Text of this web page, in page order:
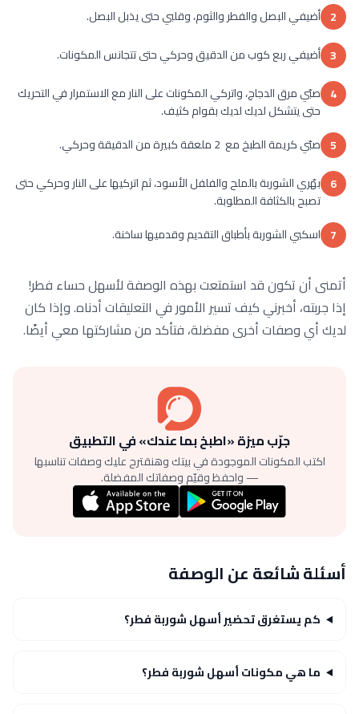
2 أضيفي البصل والفطر والثوم، وقلبي حتى يذبل البصل.
3 أضيفي ربع كوب من الدقيق وحركي حتى تتجانس المكونات.
4 صبّي مرق الدجاج، واتركي المكونات على النار مع الاستمرار في التحريك
حتى يتشكل لديك لديك بقوام كثيف.
5 صبّي كريمة الطبخ مع 2 ملعقة كبيرة من الدقيقة وحركي.
6 بهّري الشوربة بالملح والفلفل الأسود، ثم اتركيها على النار وحركي حتى
تصبح بالكثافة المطلوبة.
7 اسكبي الشوربة بأطباق التقديم وقدميها ساخنة.
أتمنى أن تكون قد استمتعت بهذه الوصفة لأسهل حساء فطر!
إذا جربته، أخبرني كيف تسير الأمور في التعليقات أدناه. وإذا كان
لديك أي وصفات أخرى مفضلة، فتأكد من مشاركتها معي أيضًا.
جرّب ميزة «اطبخ بما عندك» في التطبيق
اكتب المكونات الموجودة في بيتك وهنقترح عليك وصفات تناسبها
— واحفظ وقيّم وصفاتك المفضلة.
أسئلة شائعة عن الوصفة
كم يستغرق تحضير أسهل شوربة فطر؟
ما هي مكونات أسهل شوربة فطر؟